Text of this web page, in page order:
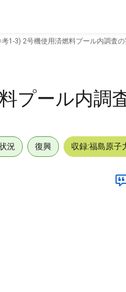
考1-3) 2号機使用済燃料プール内調査
プール内調
況 復興 収録:福島原子